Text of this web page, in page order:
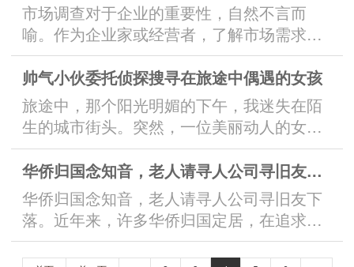
首先，婚姻需要不断的努力和付出。爱情是
婚姻的起点，但并不足以维系一段长久的婚
姻关系。在婚姻中，双方需要经营和维护爱
情的火花，通过沟通、理解和包容来解决...
市场调查对于企业的重要性，自然不言而
喻。作为企业家或经营者，了解市场需求和
竞争环境是取得成功的关键。通过市场调
查，企业可以有效了解目标市场的特点和趋
势，把握消费者需求的变化，以便有针对性
地制定战略和决策。首先，市场调查可以帮
助企业了解目标市场的特点和潜在机会。通
过调查市场的消费者行为、偏好和需求，
企...
帅气小伙委托侦探搜寻在旅途中偶遇的女孩
旅途中，那个阳光明媚的下午，我迷失在陌
生的城市街头。突然，一位美丽动人的女孩
向我走来，在拥挤的人群中闪耀着她独特的
光芒。她拥有一头长发，如丝般柔软，在微
风中轻轻飘扬。她的眼睛明亮而晶莹，仿佛
能透视我的内心。她穿着一袭清新的连衣
裙，展现出她优雅的气质。她的笑容温暖而
甜美，让我感受到了幸福的滋味。在那一...
华侨归国念知音，老人请寻人公司寻旧友下落
华侨归国念知音，老人请寻人公司寻旧友下
落。近年来，许多华侨归国定居，在追求物
质富足的同时，也渴望找到曾经的知音、老
友。然而，岁月如梭，人事已非，这让许多